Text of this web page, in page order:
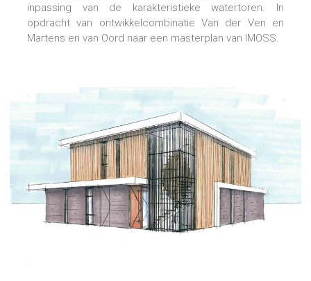
inpassing van de karakteristieke watertoren. In
opdracht van ontwikkelcombinatie Van der Ven en
Martens en van Oord naar een masterplan van IMOSS.